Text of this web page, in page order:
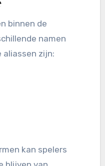
binnen de
namen
aliassen zijn:
kan spelers